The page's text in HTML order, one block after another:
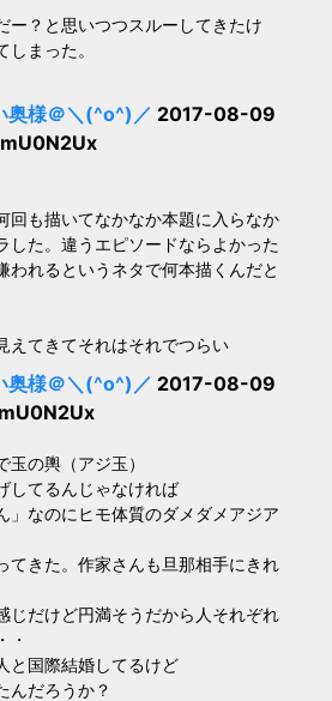
ー？と思いつつスルーしてきたけ
まった。
奥様＠＼(^o^)／ 2017-08-09
回も描いてなかなか本題に入らなか
した。違うエピソードならよかった
われるというネタで何本描くんだと
えてきてそれはそれでつらい
奥様＠＼(^o^)／ 2017-08-09
の輿（アジ玉）
してるんじゃなければ
」なのにヒモ体質のダメダメアジア
てきた。作家さんも旦那相手にきれ
じだけど円満そうだから人それぞれ
・
と国際結婚してるけど
んだろうか？